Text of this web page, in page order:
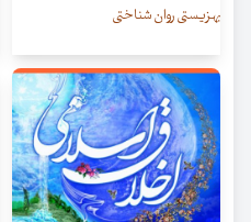
بهزیستی روان شناختی